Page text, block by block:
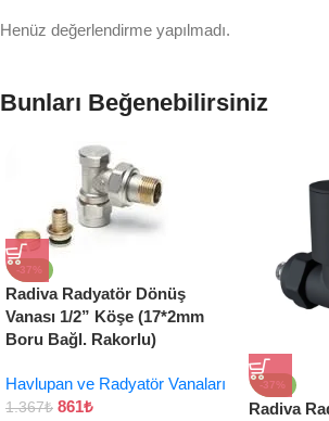
Henüz değerlendirme yapılmadı.
Bunları Beğenebilirsiniz
-37%
Radiva Radyatör Dönüş
Vanası 1/2” Köşe (17*2mm
Boru Bağl. Rakorlu)
Havlupan ve Radyatör Vanaları
1.367₺ 861₺
-37%
Radiva